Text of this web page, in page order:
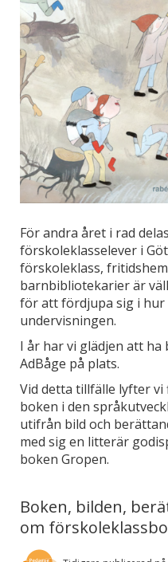
För andra året i rad
förskoleklasselever i
förskoleklass,
barnbibliotekarier är
för att fördjupa sig i hur
undervisningen.
I år har vi glädjen att
AdBåge på plats.
Vid detta tillfälle lyfter
boken i den
utifrån bild och
med sig en litterär
boken Gropen.
Boken, bilden,
om